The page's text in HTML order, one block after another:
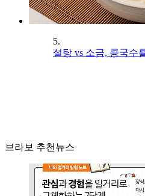
5.
설탕 vs 소금, 콩국수
브라보 추천뉴스